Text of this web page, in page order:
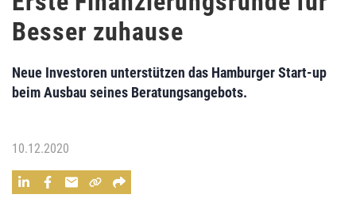
Besser zuhause
Neue Investoren unterstützen das Hamburger Start-up
beim Ausbau seines Beratungsangebots.
10.12.2020